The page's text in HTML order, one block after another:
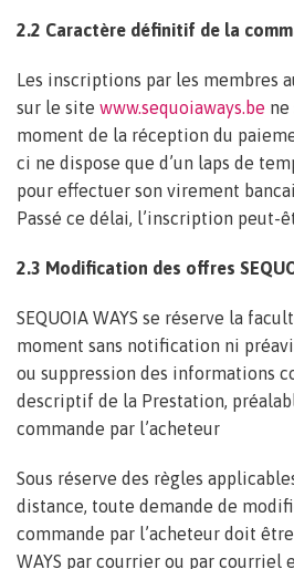
2.2 Caractère définitif de la
Les inscriptions par les membres
sur le site www.sequoiaways.be ne
moment de la réception du
ci ne dispose que d’un laps de
pour effectuer son virement
Passé ce délai, l’inscription peut-
2.3 Modification des offres
SEQUOIA WAYS se réserve la
moment sans notification ni
ou suppression des informations
descriptif de la Prestation,
commande par l’acheteur
Sous réserve des règles
distance, toute demande de
commande par l’acheteur doit être
WAYS par courrier ou par courriel